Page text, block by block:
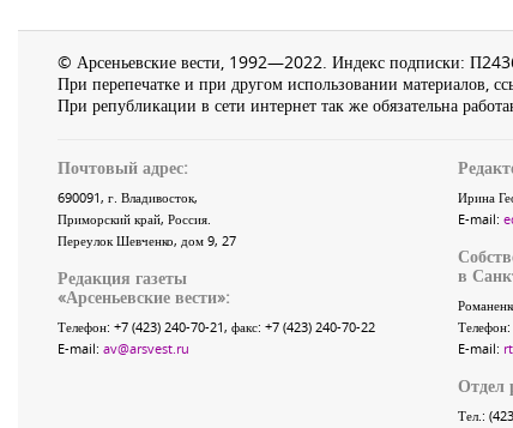
© Арсеньевские вести, 1992—2022. Индекс подписки:
При перепечатке и при другом использовании материалов,
При републикации в сети интернет так же обязательна
Почтовый адрес:
690091, г. Владивосток,
Приморский край, Россия.
Переулок Шевченко, дом 9, 27
Редакция газеты
«Арсеньевские вести»:
Телефон: +7 (423) 240-70-21, факс: +7 (423) 240-70-22
E-mail: av@arsvest.ru
Ирина
E-mail:
в
E-mail:
Отдел
Тел.: